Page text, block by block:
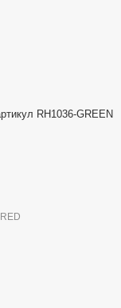
RH1036-GREEN